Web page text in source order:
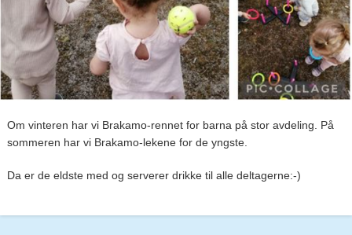
Om vinteren har vi Brakamo-rennet for barna på stor avdeling. På
sommeren har vi Brakamo-lekene for de yngste.
Da er de eldste med og serverer drikke til alle deltagerne:-)